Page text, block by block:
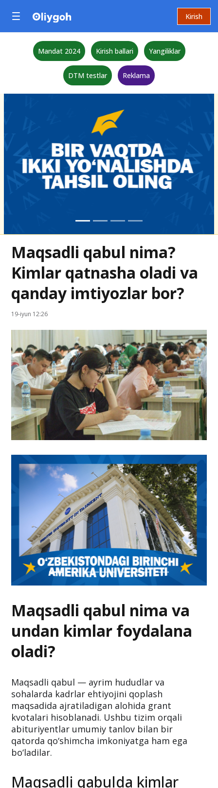
Kirish
Mandat 2024 Kirish ballari Yangiliklar
DTM testlar Reklama
Maqsadli qabul nima?
Kimlar qatnasha oladi va
qanday imtiyozlar bor?
19-iyun 12:26
Maqsadli qabul nima va
undan kimlar foydalana
oladi?
Maqsadli qabul — ayrim hududlar va
sohalarda kadrlar ehtiyojini qoplash
maqsadida ajratiladigan alohida grant
kvotalari hisoblanadi. Ushbu tizim orqali
abituriyentlar umumiy tanlov bilan bir
qatorda qo‘shimcha imkoniyatga ham ega
bo‘ladilar.
Maqsadli qabulda kimlar